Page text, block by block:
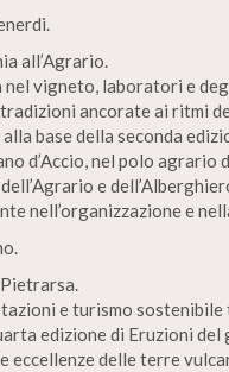
all’Agrario.
nel vigneto, laboratori e
ancorate ai ritmi
base della seconda
d’Accio, nel polo
e
nell’organizzazione e
e turismo
edizione di Eruzioni del
eccellenze delle terre